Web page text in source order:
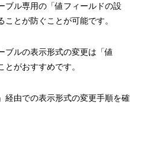
ブル専用の「値フィールドの設
とが防ぐことが可能です。
ブルの表示形式の変更は「値
とがおすすめです。
経由での表示形式の変更手順を確